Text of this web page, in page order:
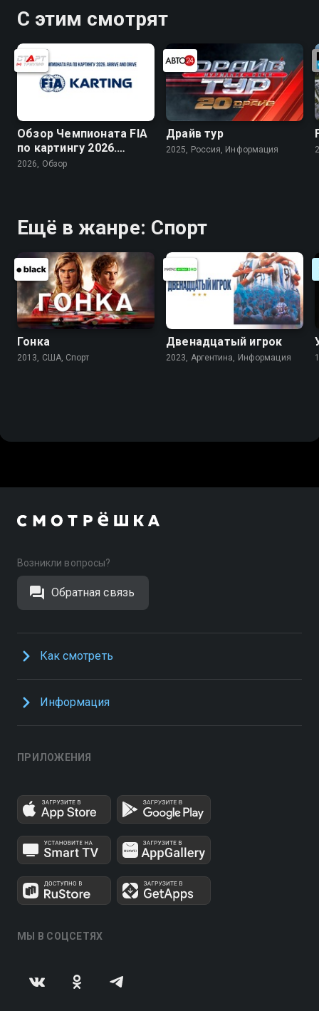
С этим смотрят
Обзор Чемпионата FIA
по картингу 2026.
Arrive and Drive
2026, Обзор
Драйв тур
2025, Россия, Информация
Ещё в жанре: Спорт
Гонка
2013, США, Спорт
Двенадцатый игрок
2023, Аргентина, Информация
Возникли вопросы?
Обратная связь
Как смотреть
Информация
ПРИЛОЖЕНИЯ
МЫ В СОЦСЕТЯХ